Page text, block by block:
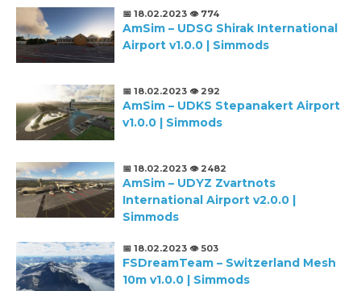
📅 18.02.2023 👁️ 774
AmSim – UDSG Shirak International
Airport v1.0.0 | Simmods
📅 18.02.2023 👁️ 292
AmSim – UDKS Stepanakert Airport
v1.0.0 | Simmods
📅 18.02.2023 👁️ 2482
AmSim – UDYZ Zvartnots
International Airport v2.0.0 |
Simmods
📅 18.02.2023 👁️ 503
FSDreamTeam – Switzerland Mesh
10m v1.0.0 | Simmods